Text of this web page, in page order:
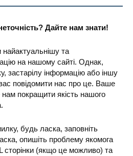
Дайте нам знати!
та
на нашому сайті. Однак,
застарілу інформацію або іншу
повідомити нас про це. Ваше
покращити якість нашого
будь ласка, заповніть
опишіть проблему якомога
сторінки (якщо це можливо) та